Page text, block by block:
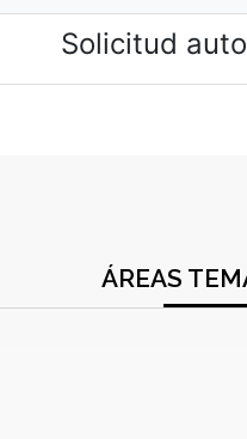
Solicitud
ÁREAS